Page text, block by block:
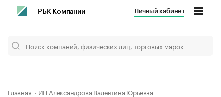
РБК Компании Личный кабинет
Главная ИП Александрова Валентина Юрьевна